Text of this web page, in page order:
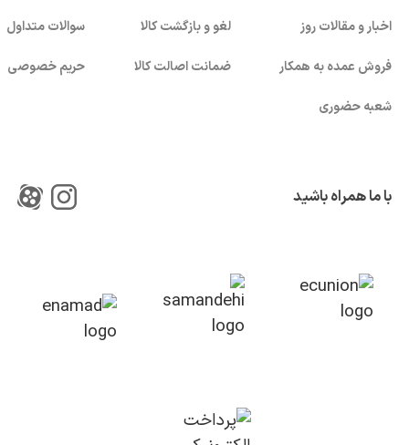
اخبار و مقالات روز
فروش عمده به همکار
شعبه حضوری
لغو و بازگشت کالا
ضمانت اصالت کالا
سوالات متداول
حریم خصوصی
با ما همراه باشید
بستن!